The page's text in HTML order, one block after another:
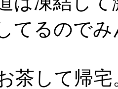
てるので
茶して帰宅